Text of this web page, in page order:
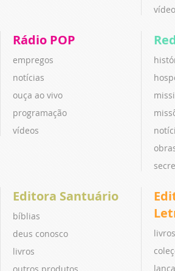
Rádio POP
empregos
notícias
ouça ao vivo
programação
vídeos
Editora Santuário
bíblias
deus conosco
livros
livros